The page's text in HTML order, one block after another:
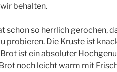
behalten.
schon so herrlich gerochen,
probieren. Die Kruste ist
ist ein absoluter
noch leicht warm mit